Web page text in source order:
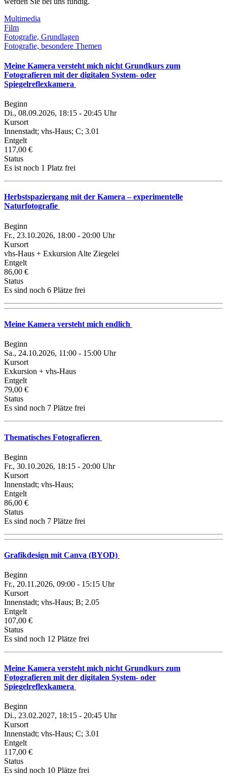
Multimedia
Film
Fotografie, Grundlagen
Fotografie, besondere Themen
Meine Kamera versteht mich nicht Grundkurs zum
Fotografieren mit der digitalen System- oder
Spiegelreflexkamera
Beginn
Di., 08.09.2026, 18:15 - 20:45 Uhr
Kursort
Innenstadt; vhs-Haus; C; 3.01
Entgelt
117,00 €
Status
Es ist noch 1 Platz frei
Herbstspaziergang mit der Kamera – experimentelle
Naturfotografie
Beginn
Fr., 23.10.2026, 18:00 - 20:00 Uhr
Kursort
vhs-Haus + Exkursion Alte Ziegelei
Entgelt
86,00 €
Status
Es sind noch 6 Plätze frei
Meine Kamera versteht mich endlich
Beginn
Sa., 24.10.2026, 11:00 - 15:00 Uhr
Kursort
Exkursion + vhs-Haus
Entgelt
79,00 €
Status
Es sind noch 7 Plätze frei
Thematisches Fotografieren
Beginn
Fr., 30.10.2026, 18:15 - 20:00 Uhr
Kursort
Innenstadt; vhs-Haus;
Entgelt
86,00 €
Status
Es sind noch 7 Plätze frei
Grafikdesign mit Canva (BYOD)
Beginn
Fr., 20.11.2026, 09:00 - 15:15 Uhr
Kursort
Innenstadt; vhs-Haus; B; 2.05
Entgelt
107,00 €
Status
Es sind noch 12 Plätze frei
Meine Kamera versteht mich nicht Grundkurs zum
Fotografieren mit der digitalen System- oder
Spiegelreflexkamera
Beginn
Di., 23.02.2027, 18:15 - 20:45 Uhr
Kursort
Innenstadt; vhs-Haus; C; 3.01
Entgelt
117,00 €
Status
Es sind noch 10 Plätze frei